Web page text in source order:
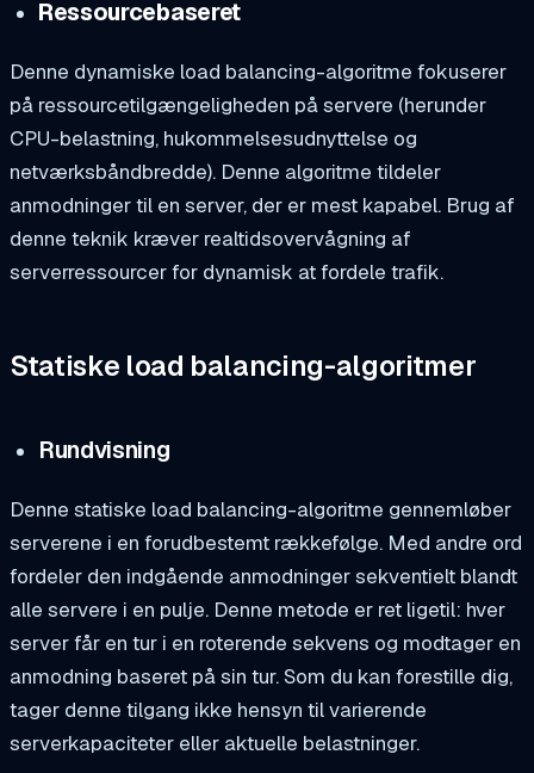
Ressourcebaseret
Denne dynamiske load balancing-algoritme fokuserer
på ressourcetilgængeligheden på servere (herunder
CPU-belastning, hukommelsesudnyttelse og
netværksbåndbredde). Denne algoritme tildeler
anmodninger til en server, der er mest kapabel. Brug af
denne teknik kræver realtidsovervågning af
serverressourcer for dynamisk at fordele trafik.
Statiske load balancing-algoritmer
Rundvisning
Denne statiske load balancing-algoritme gennemløber
serverene i en forudbestemt rækkefølge. Med andre ord
fordeler den indgående anmodninger sekventielt blandt
alle servere i en pulje. Denne metode er ret ligetil: hver
server får en tur i en roterende sekvens og modtager en
anmodning baseret på sin tur. Som du kan forestille dig,
tager denne tilgang ikke hensyn til varierende
serverkapaciteter eller aktuelle belastninger.